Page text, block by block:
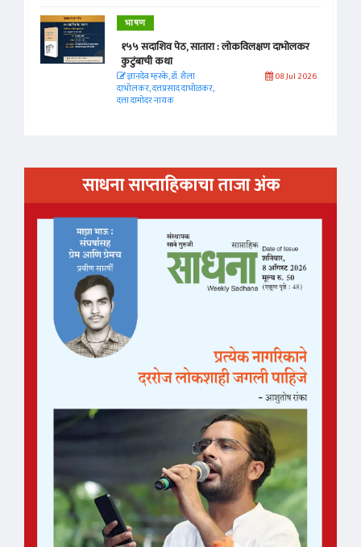
भाषण
१५५ सदाशिव पेठ, सातारा : लोकविलक्षण दाभोलकर
कुटुंबाची कथा
ज्ञानदेव म्हस्के, डॉ. शैला
दाभोलकर, दत्तप्रसाद दाभोळकर,
दत्ता दामोदर नायक
08 Jul 2026
साधना साप्ताहिकाचा ताजा अंक